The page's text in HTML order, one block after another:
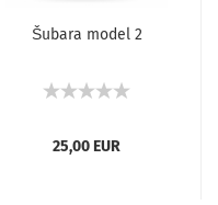
Šubara model 2
25,00 EUR